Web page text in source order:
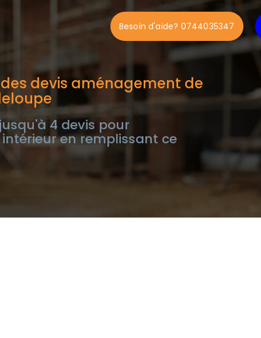
Besoin d'aide? 0744035347
devis aménagement de
4 devis pour
en remplissant ce